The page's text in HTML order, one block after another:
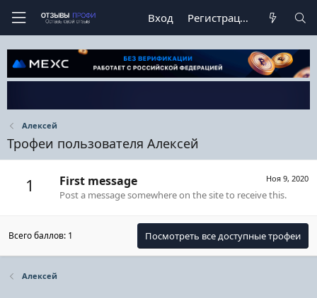
Вход Регистрация
Алексей
Трофеи пользователя Алексей
1 Ноя 9, 2020
First message
Post a message somewhere on the site to receive this.
Всего баллов: 1 Посмотреть все доступные трофеи
Алексей